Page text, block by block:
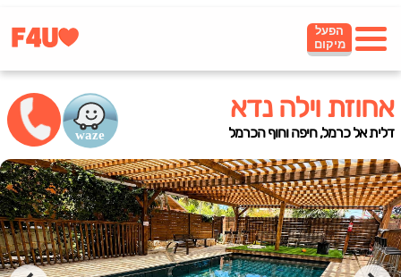
הפעל
מיקום
אחוזת וילה נדא
דלית אל כרמל, חיפה וחוף הכרמל